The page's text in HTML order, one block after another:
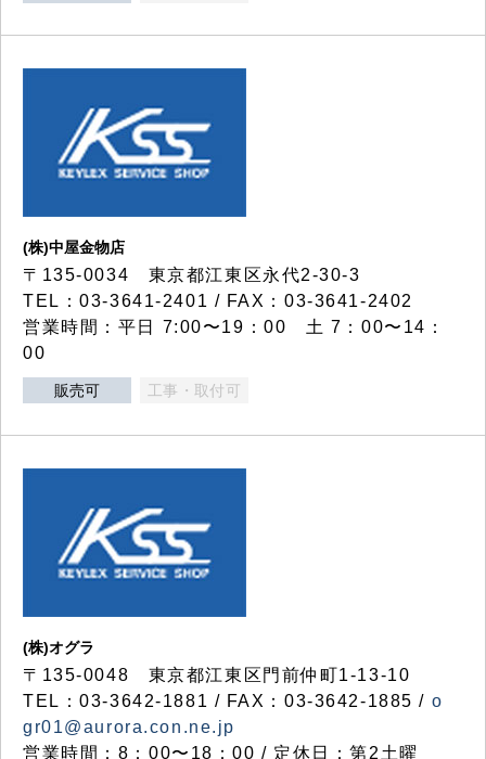
(株)中屋金物店
〒135-0034 東京都江東区永代2-30-3
TEL：03-3641-2401 / FAX：03-3641-2402
営業時間：平日 7:00〜19：00 土 7：00〜14：
00
販売可 工事・取付可
(株)オグラ
〒135-0048 東京都江東区門前仲町1-13-10
TEL：03-3642-1881 / FAX：03-3642-1885 / o
gr01@aurora.con.ne.jp
営業時間：8：00〜18：00 / 定休日：第2土曜